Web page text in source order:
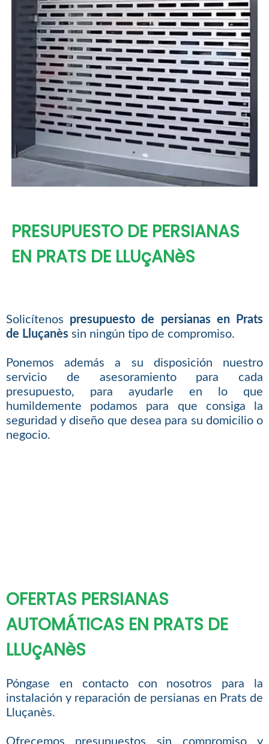
PRESUPUESTO DE PERSIANAS
EN PRATS DE LLUçANèS
Solicítenos presupuesto de persianas en Prats
de Lluçanèssin ningún tipo de compromiso.
Ponemos además a su disposición nuestro
servicio de asesoramiento para cada
presupuesto, para ayudarle en lo que
humildemente podamos para que consiga la
seguridad y diseño que desea para su domicilio o
negocio.
OFERTAS PERSIANAS
AUTOMÁTICAS EN PRATS DE
LLUçANèS
Póngase en contacto con nosotros para la
instalación y reparación de persianas en Prats de
Lluçanès.